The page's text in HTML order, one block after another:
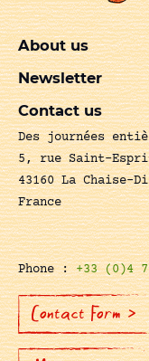
About us
Newsletter
Contact us
Des journées
5, rue Saint-
43160 La Chaise-
France
Phone :+33 (0)4
Contact Form >